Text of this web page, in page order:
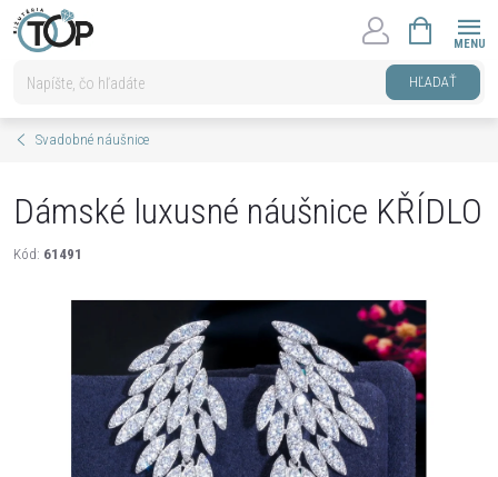
Prejsť
na
HĽADAŤ
KOŠÍK
Svadobné náušnice
Dámské luxusné náušnice KŘÍDLO
Kód: 61491